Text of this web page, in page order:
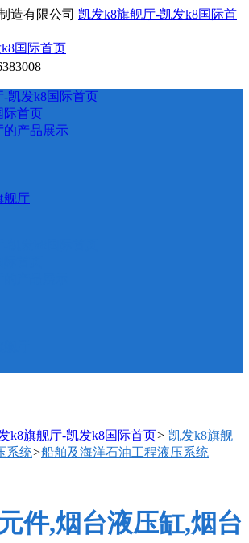
造有限公司 凯发k8旗舰厅-凯发k8国际首
国际首页
-凯发k8国际首页
际首页
的产品展示
舰厅
k8旗舰厅-凯发k8国际首页> 凯发k8旗舰
系统>船舶及海洋石油工程液压系统
件,烟台液压缸,烟台